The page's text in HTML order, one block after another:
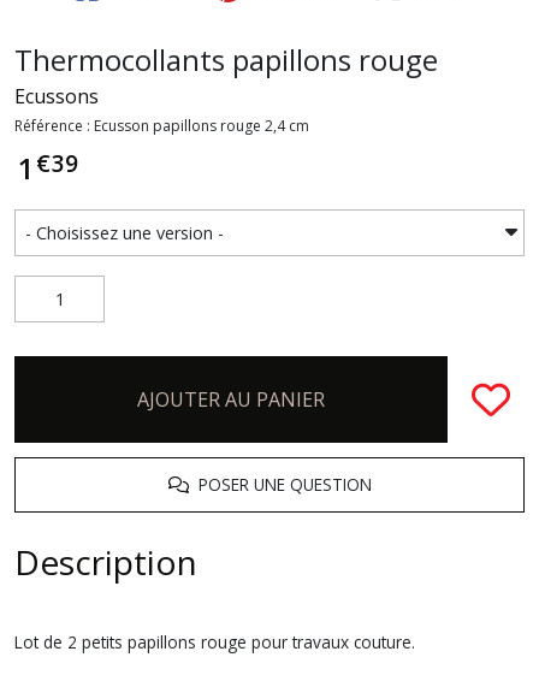
Thermocollants papillons rouge
Ecussons
Référence : Ecusson papillons rouge 2,4 cm
1 €39
AJOUTER AU PANIER
POSER UNE QUESTION
Description
Lot de 2 petits papillons rouge pour travaux couture.